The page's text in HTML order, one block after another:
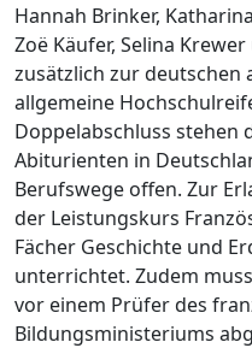
Hannah Brinker,
Zoë Käufer, Selina
zusätzlich zur deutschen
allgemeine
Doppelabschluss stehen
Abiturienten in
Berufswege offen. Zur
der Leistungskurs
Fächer Geschichte und
unterrichtet. Zudem
vor einem Prüfer des
Bildungsministeriums